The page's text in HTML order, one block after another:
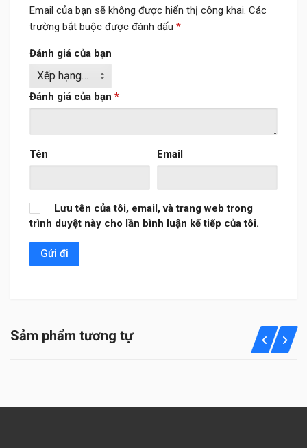
Email của bạn sẽ không được hiển thị công khai. Các
trường bắt buộc được đánh dấu *
Đánh giá của bạn
Đánh giá của bạn *
Tên Email
Lưu tên của tôi, email, và trang web trong
trình duyệt này cho lần bình luận kế tiếp của tôi.
Sảm phẩm tương tự